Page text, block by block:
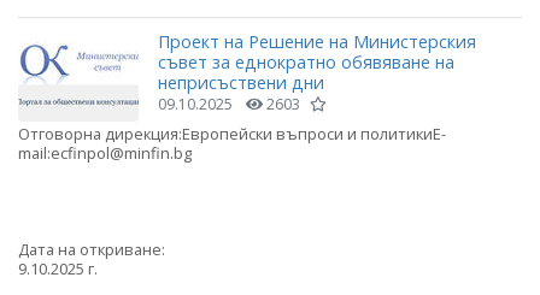
Проект на Решение на Министерския
съвет за еднократно обявяване на
неприсъствени дни
09.10.2025 2603
Отговорна дирекция:Европейски въпроси и политикиE-
mail:ecfinpol@minfin.bg
Дата на откриване:
9.10.2025 г.